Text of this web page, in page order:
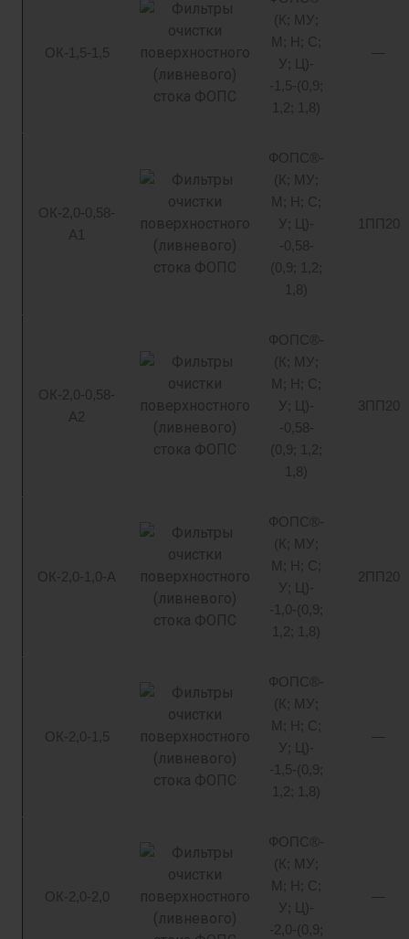
ОК-1,5-1,5
(К; МУ;
М; Н; С;
У; Ц)-
-1,5-(0,9;
1,2; 1,8)
—
ОК-2,0-0,58-
А1
ФОПС®-
(К; МУ;
М; Н; С;
У; Ц)-
-0,58-
(0,9; 1,2;
1,8)
1ПП20
ОК-2,0-0,58-
А2
ФОПС®-
(К; МУ;
М; Н; С;
У; Ц)-
-0,58-
(0,9; 1,2;
1,8)
3ПП20
ОК-2,0-1,0-А
ФОПС®-
(К; МУ;
М; Н; С;
У; Ц)-
-1,0-(0,9;
1,2; 1,8)
2ПП20
ОК-2,0-1,5
ФОПС®-
(К; МУ;
М; Н; С;
У; Ц)-
-1,5-(0,9;
1,2; 1,8)
—
ОК-2,0-2,0
ФОПС®-
(К; МУ;
М; Н; С;
У; Ц)-
-2,0-(0,9;
—